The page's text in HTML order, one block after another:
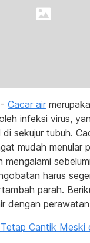
Cacar air
infeksi virus,
sekujur tubuh.
mudah menular
mengalami
harus
parah.
dengan
Cantik Meski